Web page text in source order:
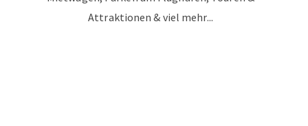
Attraktionen & viel mehr...